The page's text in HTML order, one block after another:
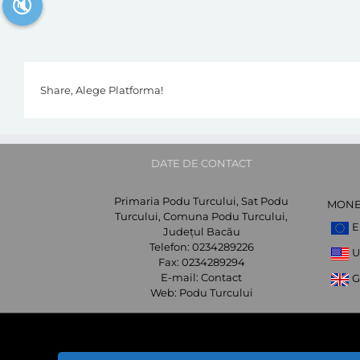
Share, Alege Platforma!
DATE DE CONTACT
Primaria Podu Turcului, Sat Podu
Turcului, Comuna Podu Turcului,
Județul Bacău
Telefon: 0234289226
Fax: 0234289294
E-mail: Contact
Web: Podu Turcului
🔇